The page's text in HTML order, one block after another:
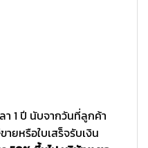
า 1 ปี นับจากวันที่ลูกค้า
ยหรือใบเสร็จรับเงิน